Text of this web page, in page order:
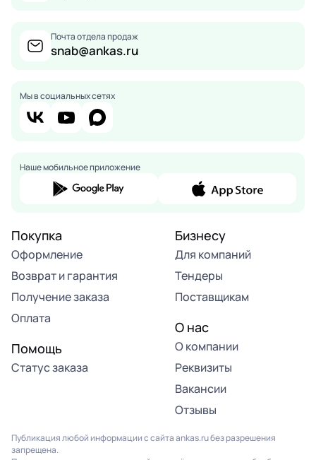
Почта отдела продаж
snab@ankas.ru
Мы в социальных сетях
Наше мобильное приложение
Покупка
Оформление
Возврат и гарантия
Получение заказа
Оплата
Помощь
Статус заказа
Бизнесу
Для компаний
Тендеры
Поставщикам
О нас
О компании
Реквизиты
Вакансии
Отзывы
Публикация любой информации с сайта ankas.ru без разрешения
запрещена.